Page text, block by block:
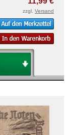
zzgl. Versand